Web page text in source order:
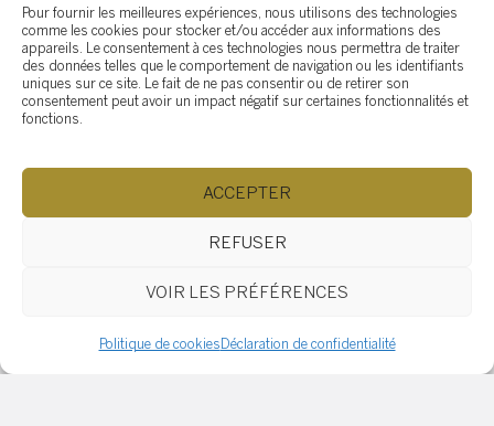
Pour fournir les meilleures expériences, nous utilisons des technologies
comme les cookies pour stocker et/ou accéder aux informations des
appareils. Le consentement à ces technologies nous permettra de traiter
des données telles que le comportement de navigation ou les identifiants
uniques sur ce site. Le fait de ne pas consentir ou de retirer son
consentement peut avoir un impact négatif sur certaines fonctionnalités et
fonctions.
ACCEPTER
REFUSER
VOIR LES PRÉFÉRENCES
Politique de cookies Déclaration de confidentialité
d’absences. Ce type de service s’adresse
particulièrement aux résidents très occupés ou
aux propriétaires de résidences secondaires.
Conclusion
simples extras : elles contribuent à une qualité de
peuvent bonifier la valeur de revente. Il est donc